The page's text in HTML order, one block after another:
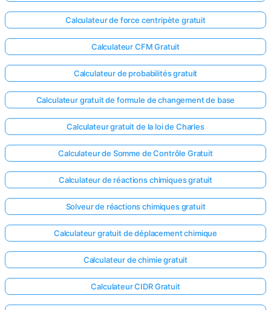
Calculateur de force centripète gratuit
Calculateur CFM Gratuit
Calculateur de probabilités gratuit
Calculateur gratuit de formule de changement de base
Calculateur gratuit de la loi de Charles
Calculateur de Somme de Contrôle Gratuit
Calculateur de réactions chimiques gratuit
Solveur de réactions chimiques gratuit
Calculateur gratuit de déplacement chimique
Calculateur de chimie gratuit
Calculateur CIDR Gratuit